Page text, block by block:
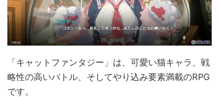
「キャットファンタジー」は、可愛い猫キャラ、戦
略性の高いバトル、そしてやり込み要素満載のRPG
です。